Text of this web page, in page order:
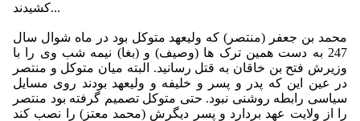
كشیدند...
محمد بن جعفر (منتصر) كه ولیعهد متوكل بود در ماه شوال سال
247 به دست همین ترک ها (وصیف) و (بغا) نیمه شب وی را با
وزیرش فتح بن خاقان به قتل رسانید. البته میان متوکل و منتصر
در عین این كه پدر و پسر و خلیفه و ولیعهد بودند روی مسایل
سیاسی رابطه‌ روشنی نبود. حتی متوكل تصمیم گرفته بود منتصر
را از ولایت عهد بردارد و پسر دیگرش (محمد معتز) را نصب كند